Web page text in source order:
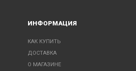
ИНФОРМАЦИЯ
КАК КУПИТЬ
ДОСТАВКА
О МАГАЗИНЕ